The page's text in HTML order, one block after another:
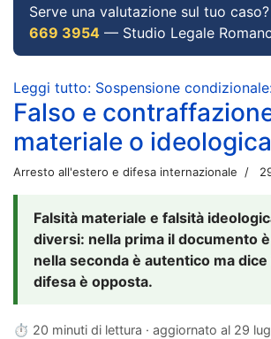
Serve una valutazione sul tuo caso?
669 3954 — Studio Legale
Leggi tutto: Sospensione
Falso e
materiale o ideologica
Arresto all'estero e difesa internazionale
Falsità materiale e falsità
diversi: nella prima il documento
nella seconda è autentico ma dice
difesa è opposta.
⏱ 20 minuti di lettura · aggiornato al 29